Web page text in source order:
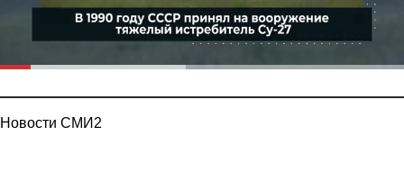
Новости СМИ2